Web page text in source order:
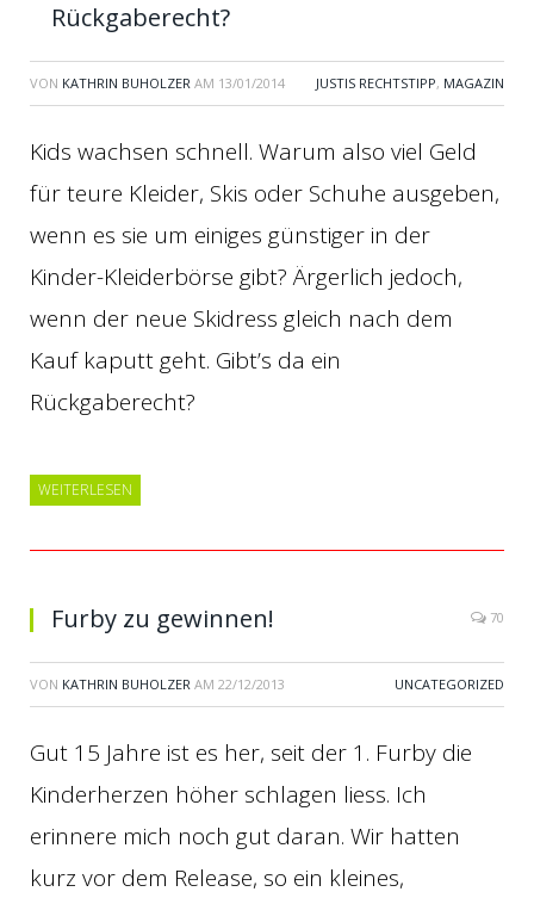
Rückgaberecht?
VON KATHRIN BUHOLZER AM 13/01/2014 JUSTIS RECHTSTIPP, MAGAZIN
Kids wachsen schnell. Warum also viel Geld
für teure Kleider, Skis oder Schuhe ausgeben,
wenn es sie um einiges günstiger in der
Kinder-Kleiderbörse gibt? Ärgerlich jedoch,
wenn der neue Skidress gleich nach dem
Kauf kaputt geht. Gibt’s da ein
Rückgaberecht?
WEITERLESEN
Furby zu gewinnen! 70
VON KATHRIN BUHOLZER AM 22/12/2013 UNCATEGORIZED
Gut 15 Jahre ist es her, seit der 1. Furby die
Kinderherzen höher schlagen liess. Ich
erinnere mich noch gut daran. Wir hatten
kurz vor dem Release, so ein kleines,